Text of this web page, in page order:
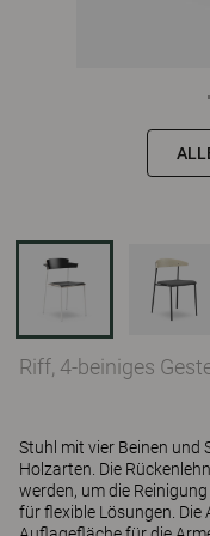
Riff, 4-beiniges
Stuhl mit vier Beinen und
Holzarten. Die
werden, um die
für flexible Lösungen. Die